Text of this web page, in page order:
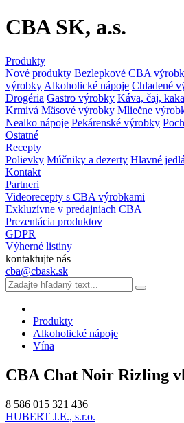
CBA SK, a.s.
Produkty
Nové produkty Bezlepkové CBA
výrobky Alkoholické nápoje Chladené
Drogéria Gastro výrobky Káva, čaj,
Krmivá Mäsové výrobky Mliečne
Nealko nápoje Pekárenské výrobky
Ostatné
Recepty
Polievky Múčniky a dezerty Hlavné jedlá
Kontakt
Partneri
Videorecepty s CBA výrobkami
Exkluzívne v predajniach CBA
Prezentácia produktov
GDPR
Výherné listiny
kontaktujte nás
cba@cbask.sk
Produkty
Alkoholické nápoje
Vína
CBA Chat Noir Rizling
8 586 015 321 436
HUBERT J.E., s.r.o.